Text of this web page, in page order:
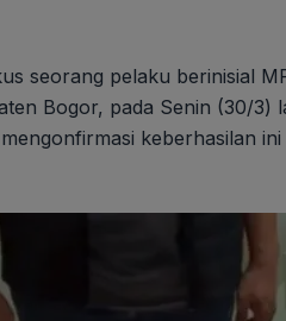
seorang pelaku berinisial
Bogor, pada Senin (30/3)
keberhasilan